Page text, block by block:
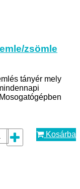
zsömle
tányér mely
Kosárba